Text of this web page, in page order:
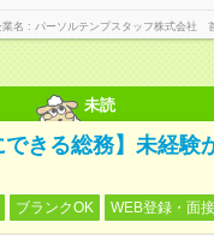
名 パーソルテンプスタッフ株式会社
未読
できる総務】未経験
ブランクOK WEB登録・面